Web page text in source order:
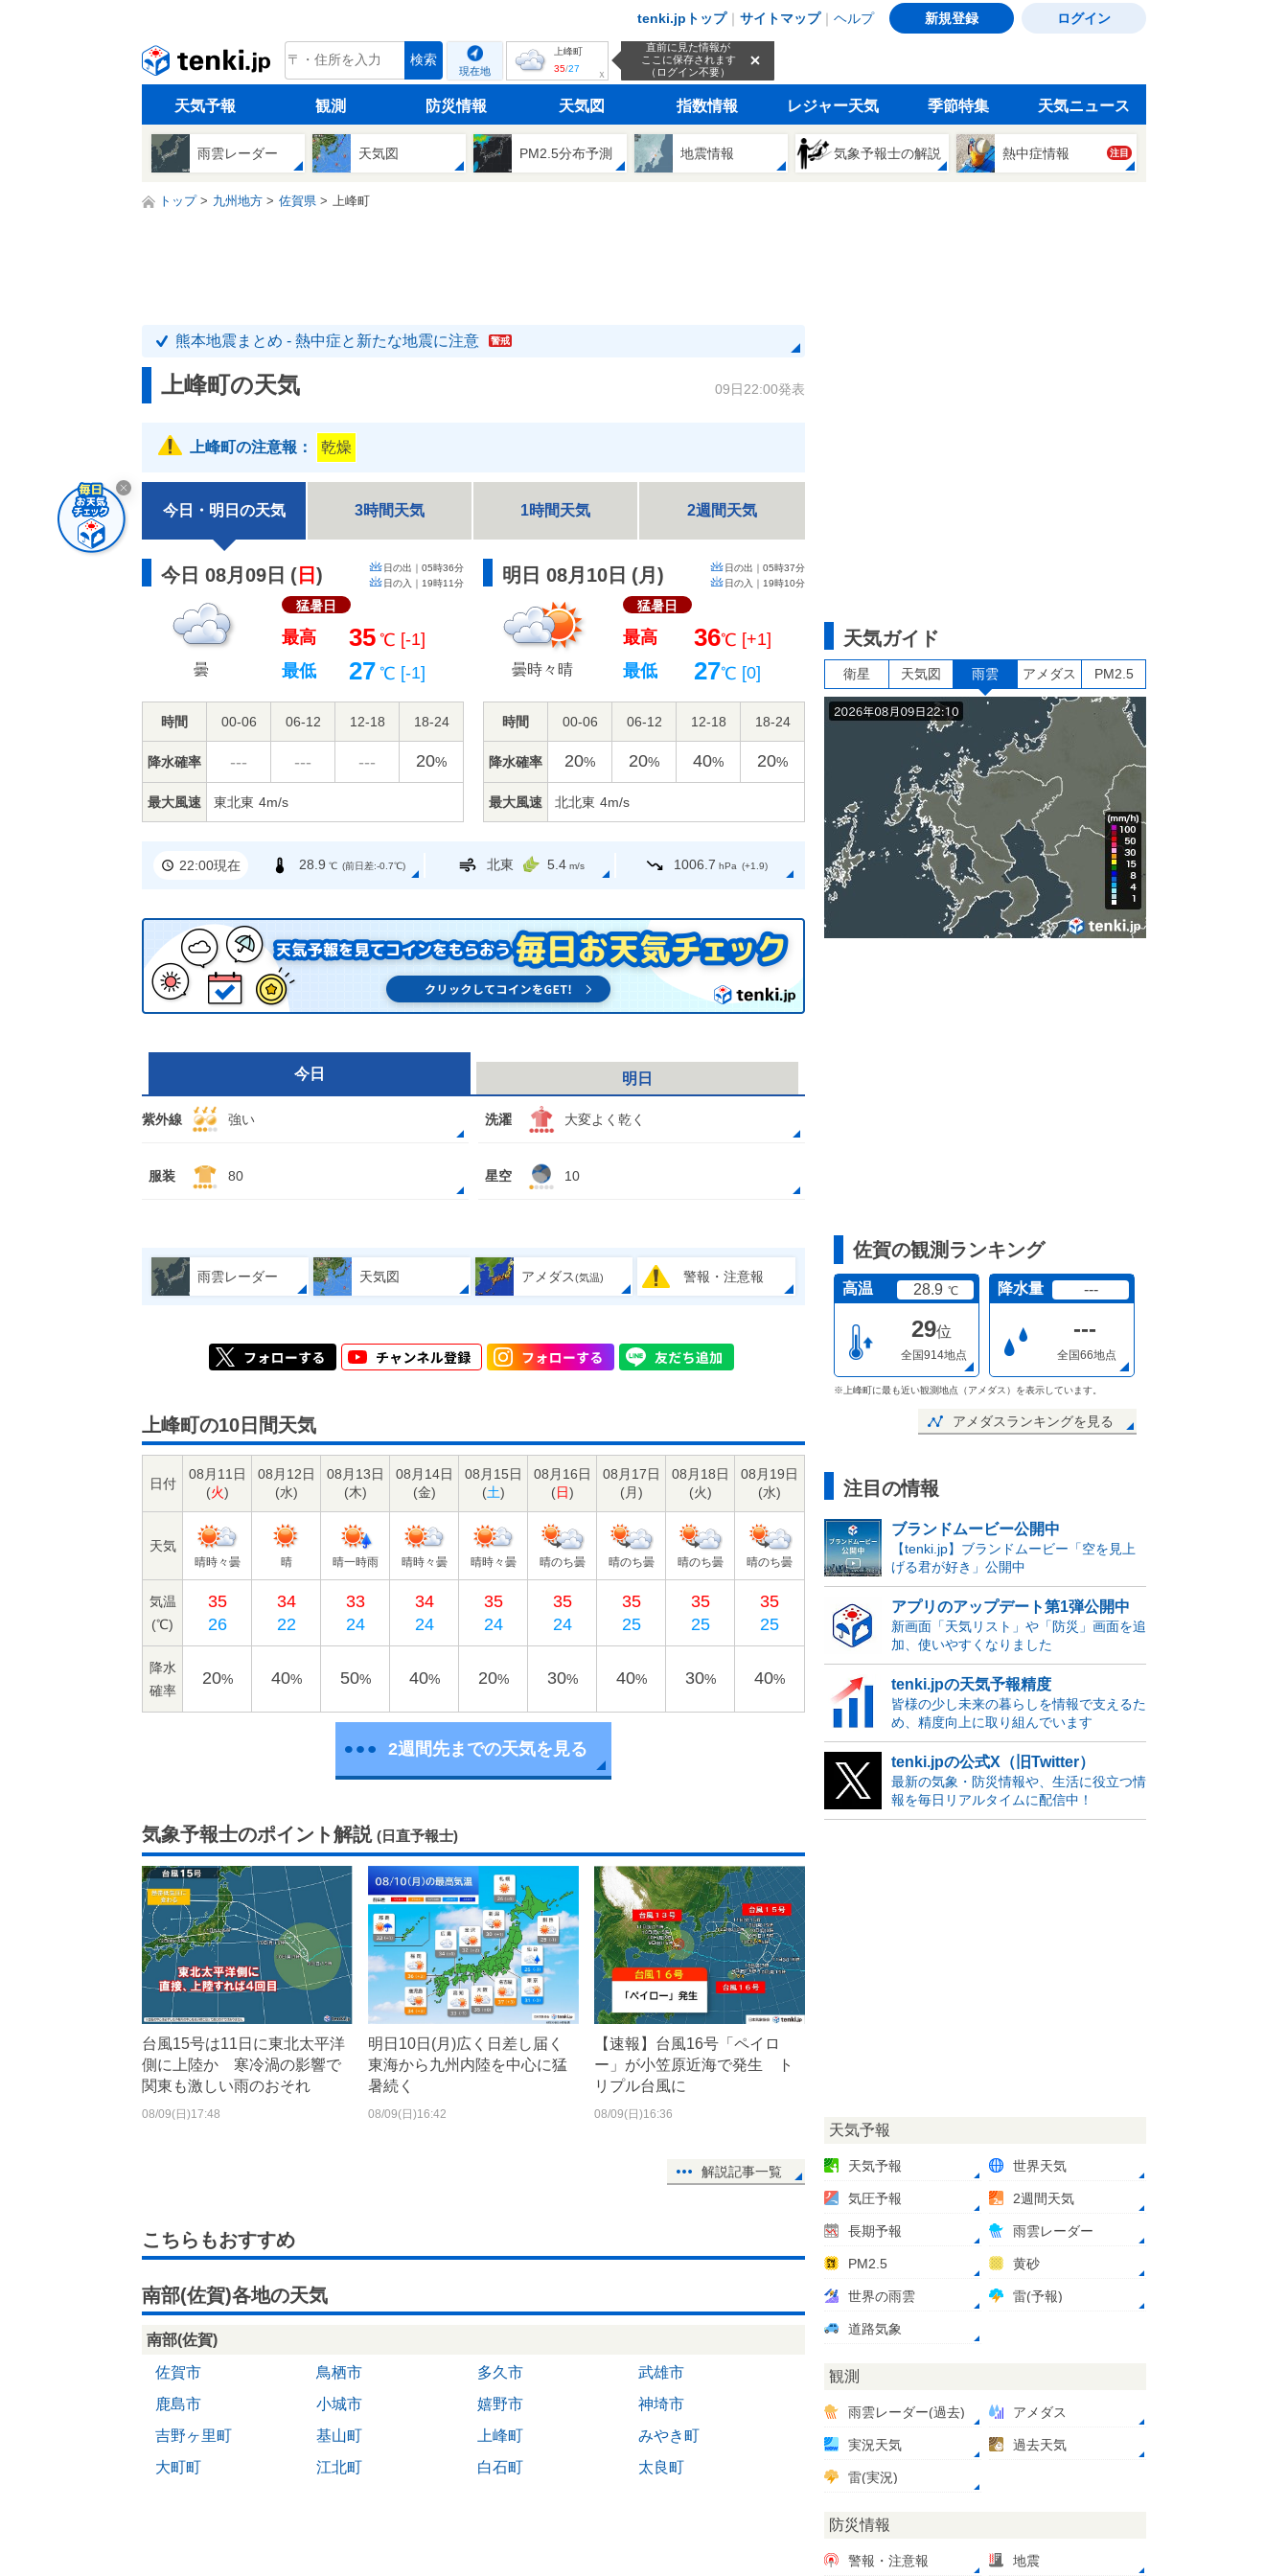
tenki.jpトップ｜ サイトマップ｜ ヘルプ 新規登録 ログイン
tenki.jp 検索
現在地
上峰町
35/27 ｘ
直前に見た情報が
ここに保存されます
（ログイン不要）
天気予報 観測 防災情報 天気図 指数情報 レジャー天気 季節特集 天気ニュース
雨雲レーダー 天気図 PM2.5分布予測 地震情報 気象予報士の解説 熱中症情報 注目
トップ 九州地方 佐賀県 上峰町
熊本地震まとめ - 熱中症と新たな地震に注意 警戒
上峰町の天気 09日22:00発表
上峰町の注意報： 乾燥
今日・明日の天気 3時間天気 1時間天気 2週間天気
今日 08月09日 ( 日 ) 日の出｜ 05時36分
日の入｜ 19時11分
曇
猛暑日
最高 35 ℃ [-1]
最低
27 ℃ [-1]
時間 00-06 06-12 12-18 18-24
降水確率 --- --- --- 20%
最大風速 東北東 4m/s
明日 08月10日 (月 ) 日の出｜ 05時37分
日の入｜ 19時10分
曇時々晴
猛暑日
最高 36℃ [+1]
最低
27℃ [0]
時間 00-06 06-12 12-18 18-24
降水確率 20% 20% 40% 20%
最大風速 北北東 4m/s
22:00現在 28.9 ℃ (前日差:-0.7℃) 北東 5.4 m/s 1006.7 hPa (+1.9)
今日 明日
紫外線 強い 洗濯 大変よく乾く
服装 80 星空 10
雨雲レーダー 天気図 アメダス(気温) 警報・注意報
上峰町の10日間天気
日付
08月11日
(火)
08月12日
(水)
08月13日
(木)
08月14日
(金)
08月15日
(土)
08月16日
(日)
08月17日
(月)
08月18日
(火)
08月19日
(水)
天気
晴時々曇 晴 晴一時雨 晴時々曇 晴時々曇 晴のち曇 晴のち曇 晴のち曇 晴のち曇
気温
(℃)
35
26
34
22
33
24
34
24
35
24
35
24
35
25
35
25
35
25
降水
確率
20% 40% 50% 40% 20% 30% 40% 30% 40%
2週間先までの天気を見る
気象予報士のポイント解説 (日直予報士)
台風15号は11日に東北太平洋
側に上陸か 寒冷渦の影響で
関東も激しい雨のおそれ
08/09(日)17:48
明日10日(月)広く日差し届く
東海から九州内陸を中心に猛
暑続く
08/09(日)16:42
【速報】台風16号「ペイロ
ー」が小笠原近海で発生 ト
リプル台風に
08/09(日)16:36
解説記事一覧
こちらもおすすめ
南部(佐賀)各地の天気
南部(佐賀)
佐賀市
鳥栖市 多久市
武雄市
鹿島市
小城市 嬉野市
神埼市
吉野ヶ里町
基山町 上峰町
みやき町
大町町
江北町 白石町 太良町
天気ガイド
衛星 天気図 雨雲 アメダス PM2.5
佐賀の観測ランキング
高温 28.9 ℃
29位
全国914地点
降水量 ---
---
全国66地点
※上峰町に最も近い観測地点（アメダス）を表示しています。
アメダスランキングを見る
注目の情報
ブランドムービー公開中
【tenki.jp】ブランドムービー「空を見上
げる君が好き」公開中
アプリのアップデート第1弾公開中
新画面「天気リスト」や「防災」画面を追
加、使いやすくなりました
tenki.jpの天気予報精度
皆様の少し未来の暮らしを情報で支えるた
め、精度向上に取り組んでいます
tenki.jpの公式X（旧Twitter）
最新の気象・防災情報や、生活に役立つ情
報を毎日リアルタイムに配信中！
天気予報
天気予報 世界天気
気圧予報 2週間天気
長期予報 雨雲レーダー
PM2.5 黄砂
世界の雨雲 雷(予報)
道路気象
観測
雨雲レーダー(過去) アメダス
実況天気 過去天気
雷(実況)
防災情報
警報・注意報 地震